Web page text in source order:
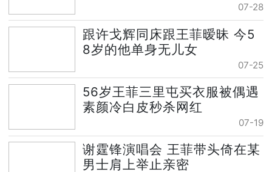
07-28
跟许戈辉同床跟王菲暧昧 今5
8岁的他单身无儿女
07-25
56岁王菲三里屯买衣服被偶遇
素颜冷白皮秒杀网红
07-19
谢霆锋演唱会 王菲带头倚在某
男士肩上举止亲密